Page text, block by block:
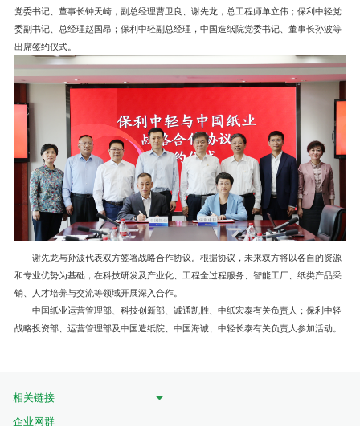
党委书记、董事长钟天崎，副总经理曹卫良、谢先龙，总工程师单立伟；保利中轻党
委副书记、总经理赵国昂；保利中轻副总经理，中国造纸院党委书记、董事长孙波等
出席签约仪式。
谢先龙与孙波代表双方签署战略合作协议。根据协议，未来双方将以各自的资源
和专业优势为基础，在科技研发及产业化、工程全过程服务、智能工厂、纸类产品采
销、人才培养与交流等领域开展深入合作。
中国纸业运营管理部、科技创新部、诚通凯胜、中纸宏泰有关负责人；保利中轻
战略投资部、运营管理部及中国造纸院、中国海诚、中轻长泰有关负责人参加活动。
相关链接
企业网群